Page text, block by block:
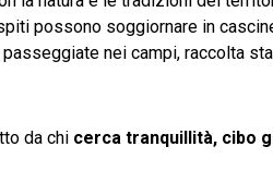
possono soggiornare in
nei campi, raccolta
da chi cerca tranquillità, cibo